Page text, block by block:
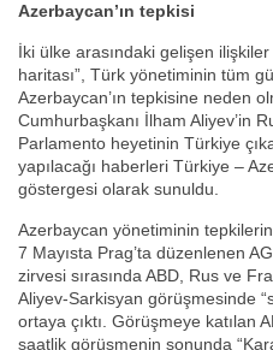
Azerbaycan’ın tepkisi
İki ülke arasındaki gelişen
haritası”, Türk yönetiminin tüm
Azerbaycan’ın tepkisine neden
Cumhurbaşkanı İlham Aliyev’in
Parlamento heyetinin Türkiye
yapılacağı haberleri Türkiye –
göstergesi olarak sunuldu.
Azerbaycan yönetiminin
7 Mayısta Prag’ta düzenlenen
zirvesi sırasında ABD, Rus ve
Aliyev-Sarkisyan görüşmesinde
ortaya çıktı. Görüşmeye katılan
saatlik görüşmenin sonunda